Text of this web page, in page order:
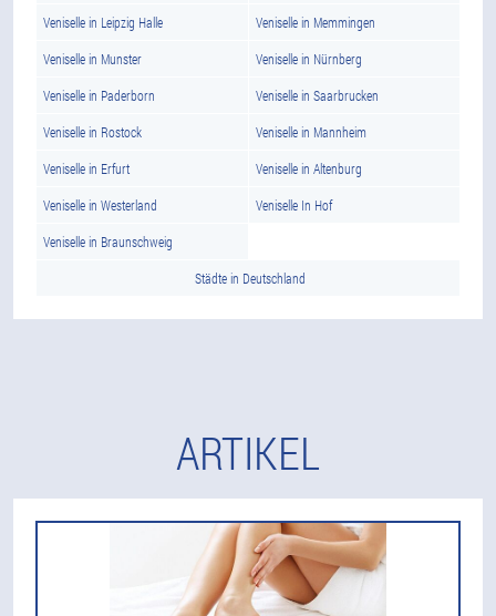
Veniselle in Leipzig Halle Veniselle in Memmingen
Veniselle in Munster Veniselle in Nürnberg
Veniselle in Paderborn Veniselle in Saarbrucken
Veniselle in Rostock Veniselle in Mannheim
Veniselle in Erfurt Veniselle in Altenburg
Veniselle in Westerland Veniselle In Hof
Veniselle in Braunschweig
Städte in Deutschland
ARTIKEL